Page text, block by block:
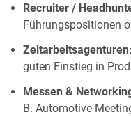
Recruiter /
Führungspositionen
Zeitarbeitsagenturen:
guten Einstieg in
Messen &
B. Automotive